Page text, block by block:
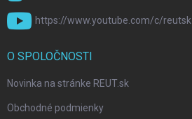
https://www.youtube.com/c/reutsk
O SPOLOČNOSTI
Novinka na stránke REUT.sk
Obchodné podmienky